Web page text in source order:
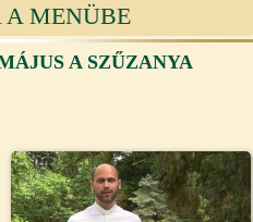
A MENÜBE
A SZŰZANYA